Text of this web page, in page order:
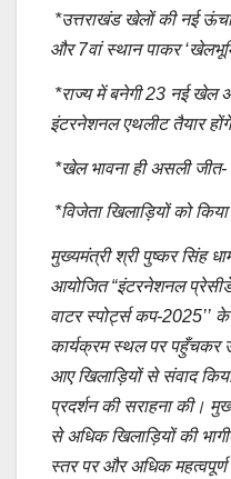
*उत्तराखंड खेलों की नई
और 7वां स्थान पाकर
*राज्य में बनेगी 23 नई खेल
इंटरनेशनल एथलीट तैयार
*खेल भावना ही असली जीत-
*विजेता खिलाड़ियों को
मुख्यमंत्री श्री पुष्कर सिंह
आयोजित “इंटरनेशनल
वाटर स्पोर्ट्स कप-2025’’
कार्यक्रम स्थल पर पहुँचकर
आए खिलाड़ियों से संवाद
प्रदर्शन की सराहना की।
से अधिक खिलाड़ियों की
स्तर पर और अधिक महत्वपूर्ण